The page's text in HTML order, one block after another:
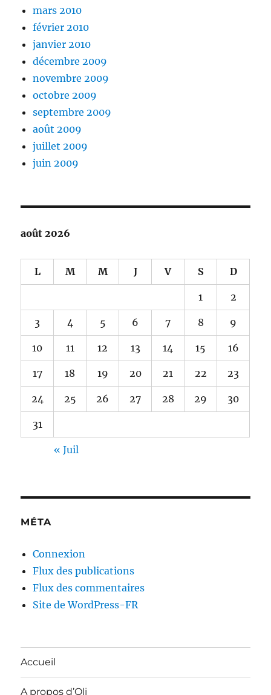
mars 2010
février 2010
janvier 2010
décembre 2009
novembre 2009
octobre 2009
septembre 2009
août 2009
juillet 2009
juin 2009
août 2026
L M M J V S D
1 2
3 4 5 6 7 8 9
10 11 12 13 14 15 16
17 18 19 20 21 22 23
24 25 26 27 28 29 30
31
« Juil
MÉTA
Connexion
Flux des publications
Flux des commentaires
Site de WordPress-FR
Accueil
A propos d’Oli